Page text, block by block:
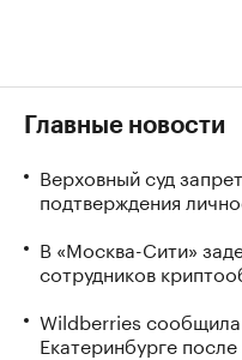
Главные новости
Верховный суд
подтверждения
В «Москва-Сити»
сотрудников
Wildberries
Екатеринбурге после